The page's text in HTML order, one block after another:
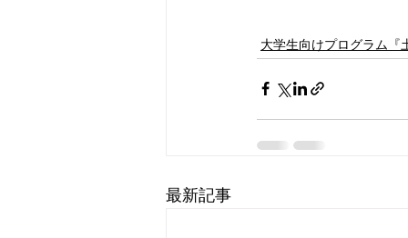
大学生向けプログラム『
最新記事